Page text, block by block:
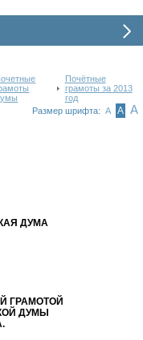
Почётные
грамоты за 2013
год
Размер шрифта: А А А
ДУМА
ГРАМОТОЙ
ДУМЫ